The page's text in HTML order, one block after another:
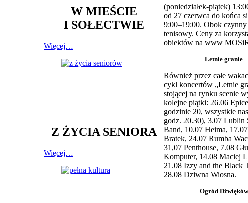
W MIEŚCIE
I SOŁECTWIE
Więcej…
Z ŻYCIA SENIORA
Więcej…
(poniedziałek-piątek)
od 27 czerwca do końca
9:00–19:00. Obok
tenisowy. Ceny za
obiektów na www
Letnie granie
Również przez całe
cykl koncertów „Letnie
stojącej na rynku scenie
kolejne piątki: 26.06
godzinie 20, wszystkie
godz. 20.30), 3.07 Lublin
Band, 10.07 Heima,
Bratek, 24.07 Rumba
31,07 Penthouse, 7.08
Komputer, 14.08 Maciej
21.08 Izzy and the Black
28.08 Dziwna Wiosna.
Ogród Dźwięków